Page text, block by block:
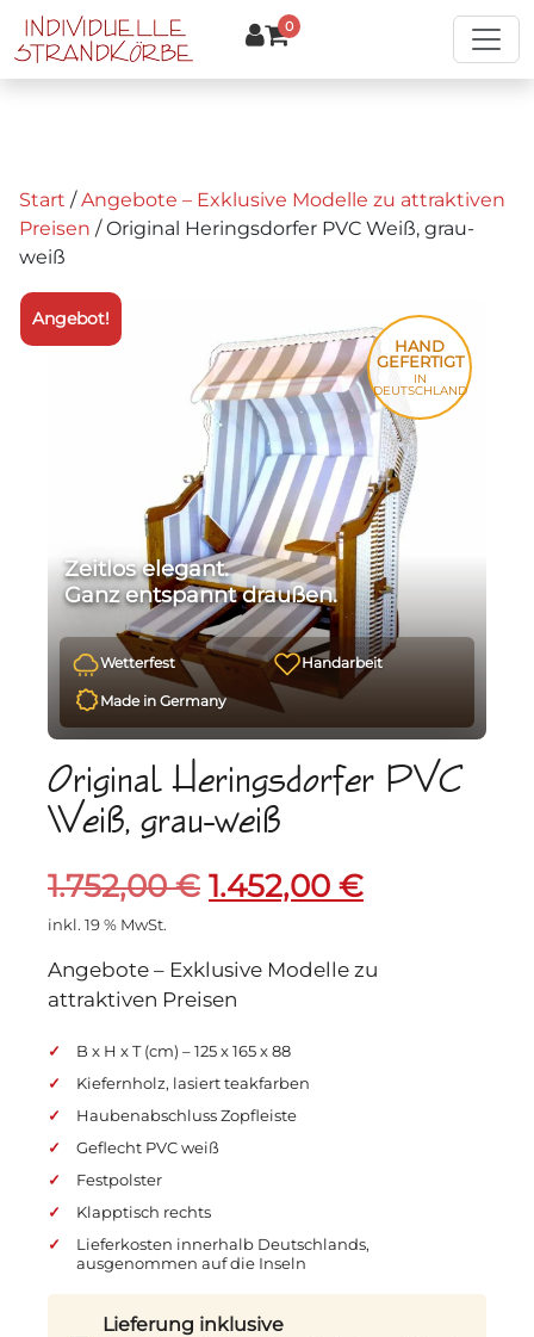
Zum Hauptinhalt springen
0
Start /Angebote – Exklusive Modelle zu attraktiven
Preisen / Original Heringsdorfer PVC Weiß, grau-
weiß
Angebot!
HAND
GEFERTIGT
IN
DEUTSCHLAND
Zeitlos elegant.
Ganz entspannt draußen.
Wetterfest Handarbeit
Made in Germany
Original Heringsdorfer PVC
Weiß, grau-weiß
1.752,00€ Ursprünglicher
war:
1.452,00 €Aktueller
ist:
inkl. 19 % MwSt.
Angebote – Exklusive Modelle zu
attraktiven Preisen
B x H x T (cm) – 125 x 165 x 88
Kiefernholz, lasiert teakfarben
Haubenabschluss Zopfleiste
Geflecht PVC weiß
Festpolster
Klapptisch rechts
Lieferkosten innerhalb Deutschlands,
ausgenommen auf die Inseln
Lieferung inklusive